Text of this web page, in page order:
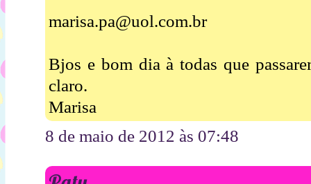
marisa.pa@uol.com.br
Bjos e bom dia à todas que
claro.
Marisa
8 de maio de 2012 às 07:48